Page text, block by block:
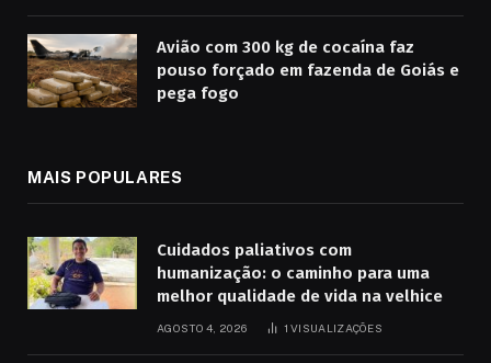
Avião com 300 kg de cocaína faz
pouso forçado em fazenda de Goiás e
pega fogo
MAIS POPULARES
Cuidados paliativos com
humanização: o caminho para uma
melhor qualidade de vida na velhice
AGOSTO 4, 2026 1VISUALIZAÇÕES